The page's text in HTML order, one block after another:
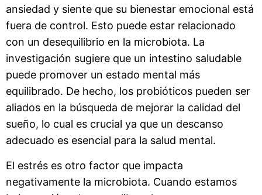
ansiedad y siente que su bienestar emocional está
fuera de control. Esto puede estar relacionado
con un desequilibrio en la microbiota. La
investigación sugiere que un intestino saludable
puede promover un estado mental más
equilibrado. De hecho, los probióticos pueden ser
aliados en la búsqueda de mejorar la calidad del
sueño, lo cual es crucial ya que un descanso
adecuado es esencial para la salud mental.
El estrés es otro factor que impacta
negativamente la microbiota. Cuando estamos